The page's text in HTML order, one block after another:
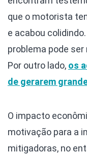
que o motorista
e acabou
problema pode
Por outro lado, os
de gerarem
O impacto
motivação para a
mitigadoras, no